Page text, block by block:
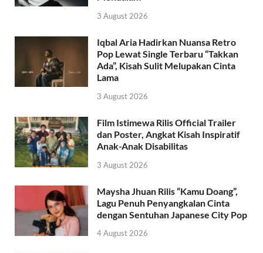
3 August 2026
Iqbal Aria Hadirkan Nuansa Retro
Pop Lewat Single Terbaru “Takkan
Ada”, Kisah Sulit Melupakan Cinta
Lama
3 August 2026
Film Istimewa Rilis Official Trailer
dan Poster, Angkat Kisah Inspiratif
Anak-Anak Disabilitas
3 August 2026
Maysha Jhuan Rilis “Kamu Doang”,
Lagu Penuh Penyangkalan Cinta
dengan Sentuhan Japanese City Pop
4 August 2026